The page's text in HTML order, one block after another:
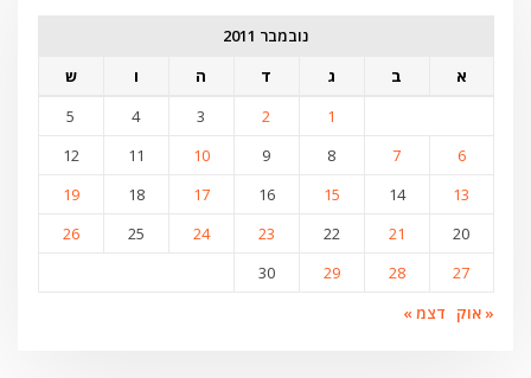
נובמבר 2011
א
ב ג ד ה ו
ש
1
2
3
4
5
6
7
8
9
10
11
12
13
14
15
16
17
18
19
20
21
22
23
24
25
26
27
28
29
30
« אוק
דצמ »